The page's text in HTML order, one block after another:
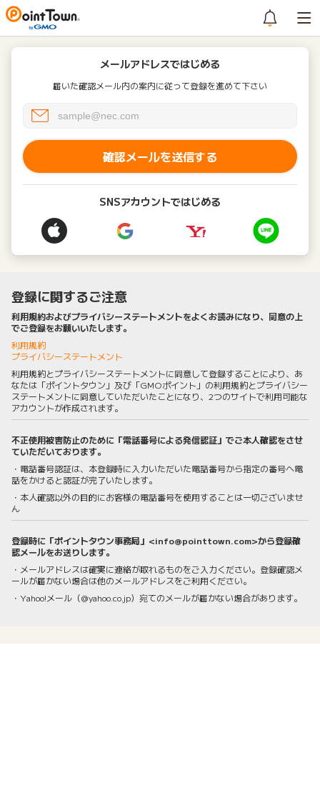
メールアドレスではじめる
届いた確認メール内の案内に従って登録を進めて下さい
確認メールを送信する
SNSアカウントではじめる
登録に関するご注意
利用規約およびプライバシーステートメントをよくお読みになり、同意の上
でご登録をお願いいたします。
利用規約
プライバシーステートメント
利用規約とプライバシーステートメントに同意して登録することにより、あ
なたは「ポイントタウン」及び「GMOポイント」の利用規約とプライバシー
ステートメントに同意していただいたことになり、2つのサイトで利用可能な
アカウントが作成されます。
不正使用被害防止のために「電話番号による発信認証」でご本人確認をさせ
ていただいております。
・電話番号認証は、本登録時に入力いただいた電話番号から指定の番号へ電
話をかけると認証が完了いたします。
・本人確認以外の目的にお客様の電話番号を使用することは一切ございませ
ん
登録時に「ポイントタウン事務局」<info@pointtown.com>から登録確
認メールをお送りします。
・メールアドレスは確実に連絡が取れるものをご入力ください。登録確認メ
ールが届かない場合は他のメールアドレスをご利用ください。
・Yahoo!メール（@yahoo.co.jp）宛てのメールが届かない場合があります。